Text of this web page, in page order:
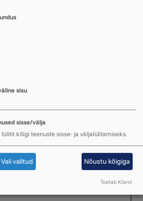
jagas tänaval
eel läksime Rakvere
mida linnarahvas
sisu
sisse/välja
lülitit kõigi teenuste sisse- ja väljalülitamiseks.
Vali valitud Nõustu kõigiga
Toetab Klaro!